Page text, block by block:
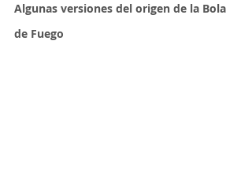
Algunas versiones del origen de la Bola
de Fuego